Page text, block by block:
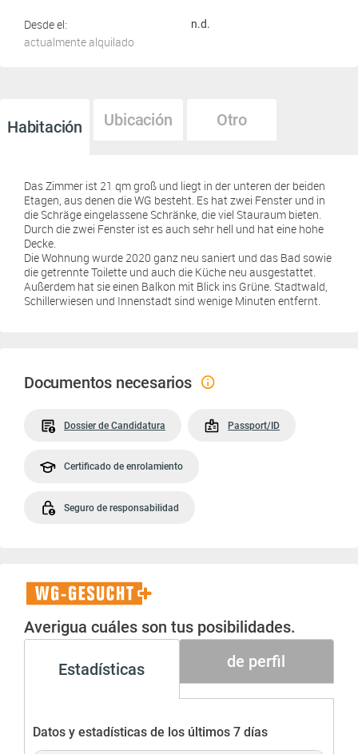
Desde el: n.d.
actualmente alquilado
Habitación Ubicación Otro
Das Zimmer ist 21 qm groß und liegt in der unteren der beiden
Etagen, aus denen die WG besteht. Es hat zwei Fenster und in
die Schräge eingelassene Schränke, die viel Stauraum bieten.
Durch die zwei Fenster ist es auch sehr hell und hat eine hohe
Decke.
Die Wohnung wurde 2020 ganz neu saniert und das Bad sowie
die getrennte Toilette und auch die Küche neu ausgestattet.
Außerdem hat sie einen Balkon mit Blick ins Grüne. Stadtwald,
Schillerwiesen und Innenstadt sind wenige Minuten entfernt.
Documentos necesarios
Dossier de Candidatura Passport/ID
Certificado de enrolamiento
Seguro de responsabilidad
WG-
Gesucht+
Averigua cuáles son tus posibilidades.
Estadísticas de perfil
Datos y estadísticas de los últimos 7 días